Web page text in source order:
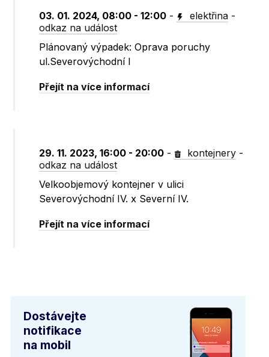
03. 01. 2024, 08:00 - 12:00 - elektřina -
odkaz na událost
Plánovaný výpadek: Oprava poruchy
ul.Severovýchodní I
Přejít na více informací
29. 11. 2023, 16:00 - 20:00 - kontejnery -
odkaz na událost
Velkoobjemový kontejner v ulici
Severovýchodní IV. x Severní IV.
Přejít na více informací
Dostávejte
notifikace
na mobil